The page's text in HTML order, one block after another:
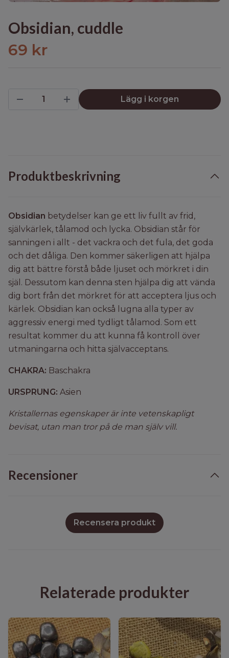
Obsidian, cuddle
69 kr
Lägg i korgen
Produktbeskrivning
Obsidian betydelser kan ge ett liv fullt av frid,
självkärlek, tålamod och lycka. Obsidian står för
sanningen i allt - det vackra och det fula, det goda
och det dåliga. Den kommer säkerligen att hjälpa
dig att bättre förstå både ljuset och mörkret i din
själ. Dessutom kan denna sten hjälpa dig att vända
dig bort från det mörkret för att acceptera ljus och
kärlek. Obsidian kan också lugna alla typer av
aggressiv energi med tydligt tålamod. Som ett
resultat kommer du att kunna få kontroll över
utmaningarna och hitta självacceptans.
CHAKRA: Baschakra
URSPRUNG: Asien
Kristallernas egenskaper är inte vetenskapligt
bevisat, utan man tror på de man själv vill.
Recensioner
Recensera produkt
Relaterade produkter